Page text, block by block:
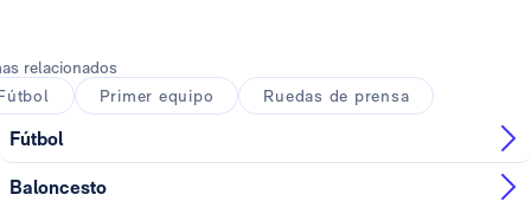
relacionados
Primer equipo Ruedas de prensa
Fútbol
Baloncesto